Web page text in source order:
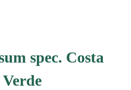
spec. Costa